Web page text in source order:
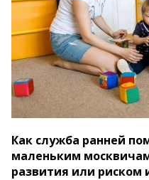
Как служба ранней
маленьким
развития или риском